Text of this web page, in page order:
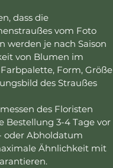
dass die
vom Foto
werden je nach Saison
von Blumen im
Form, Größe
des Straußes
des Floristen
Bestellung 3-4 Tage vor
oder Abholdatum
Ähnlichkeit mit